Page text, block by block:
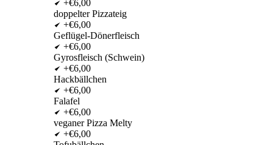
+€6,00
doppelter Pizzateig
+€6,00
Geflügel-Dönerfleisch
+€6,00
Gyrosfleisch (Schwein)
+€6,00
Hackbällchen
+€6,00
Falafel
+€6,00
veganer Pizza Melty
+€6,00